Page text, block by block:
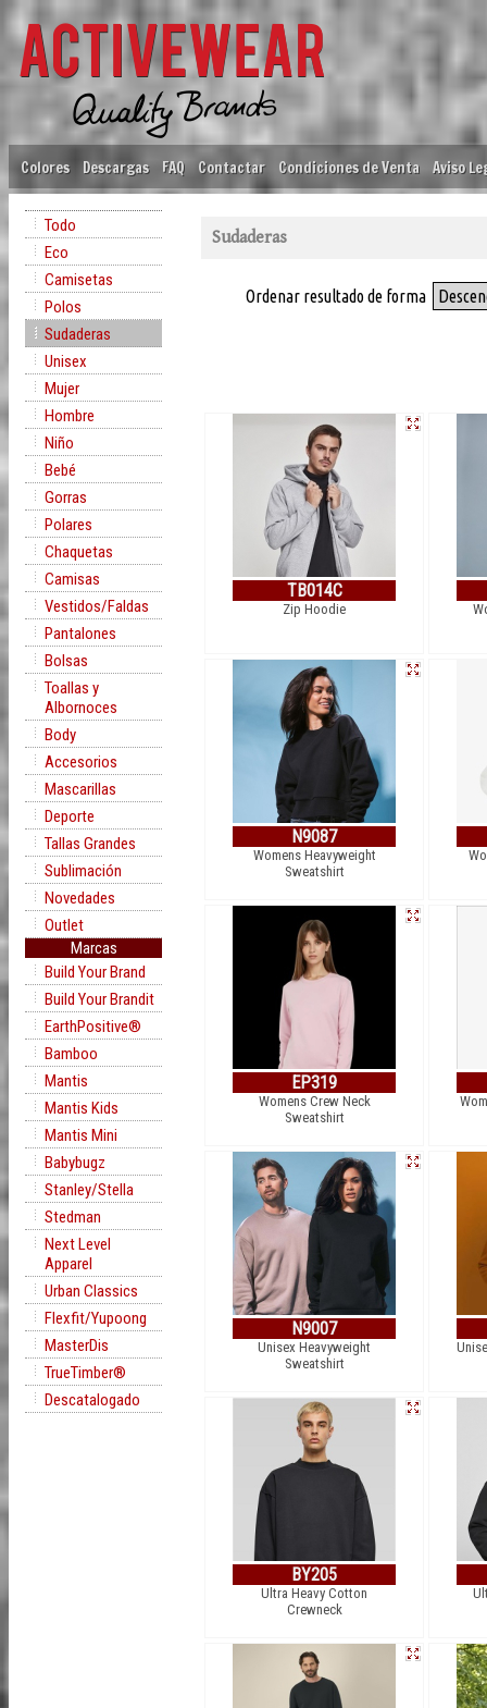
Colores Descargas FAQ Contactar Condiciones de Venta Aviso
Todo
Eco
Camisetas
Polos
Sudaderas
Unisex
Mujer
Hombre
Niño
Bebé
Gorras
Polares
Chaquetas
Camisas
Vestidos/Faldas
Pantalones
Bolsas
Toallas y
Albornoces
Body
Accesorios
Mascarillas
Deporte
Tallas Grandes
Sublimación
Novedades
Outlet
Marcas
Build Your Brand
Build Your Brandit
EarthPositive®
Bamboo
Mantis
Mantis Kids
Mantis Mini
Babybugz
Stanley/Stella
Stedman
Next Level
Apparel
Urban Classics
Flexfit/Yupoong
MasterDis
TrueTimber®
Descatalogado
Sudaderas
Ordenar resultado de forma
TB014C
Zip Hoodie
N9087
Womens Heavyweight
Sweatshirt
EP319
Womens Crew Neck
Sweatshirt
N9007
Unisex Heavyweight
Sweatshirt
BY205
Ultra Heavy Cotton
Crewneck